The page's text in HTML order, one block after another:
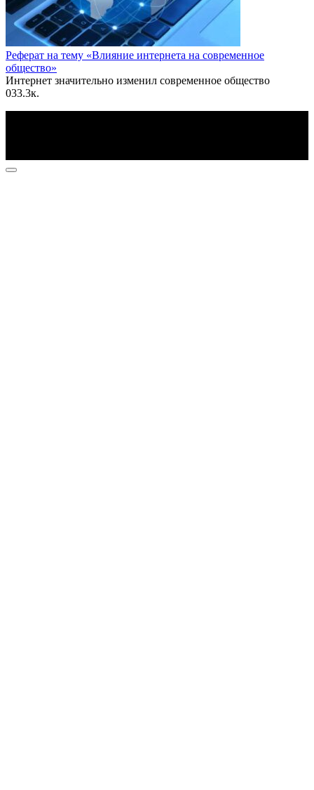
Реферат на тему «Влияние интернета на современное
общество»
Интернет значительно изменил современное общество
033.3к.